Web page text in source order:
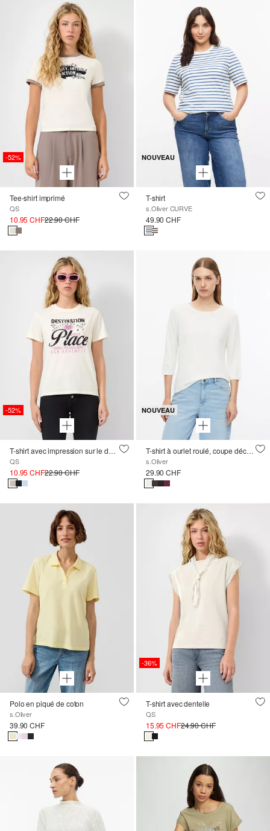
-52%
Tee-shirt imprimé
QS
10.95 CHF22.90 CHF
NOUVEAU
T-shirt
s.Oliver CURVE
49.90 CHF
-52%
T-shirt avec impression sur le devant
QS
10.95 CHF22.90 CHF
NOUVEAU
T-shirt à ourlet roulé, coupe décontractée
s.Oliver
29.90 CHF
Polo en piqué de coton
s.Oliver
39.90 CHF
-36%
T-shirt avec dentelle
QS
15.95 CHF24.90 CHF